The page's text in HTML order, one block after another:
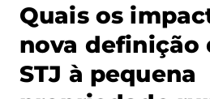
Quais os
nova definição
STJ à pequena